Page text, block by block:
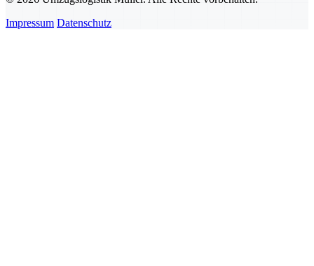
Impressum Datenschutz